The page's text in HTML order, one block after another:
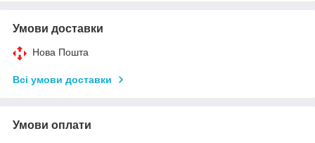
Умови доставки
Нова Пошта
Всі умови доставки
Умови оплати